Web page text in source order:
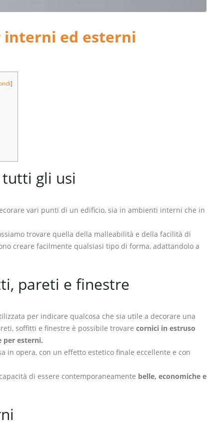
ed esterni
]
gli usi
vari punti di un edificio, sia in ambienti interni che in
trovare quella della malleabilità e della facilità di
creare facilmente qualsiasi tipo di forma, adattandolo a
pareti e finestre
per indicare qualcosa che sia utile a decorare una
soffitti e finestre è possibile trovare cornici in estruso
per esterni.
in opera, con un effetto estetico finale eccellente e con
di essere contemporaneamente belle, economiche e